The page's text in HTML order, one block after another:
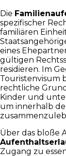
Die
spezifischer
familiären
eines
gültigen
residieren. Im
Touristenvisum
rechtliche
Kinder und
um innerhalb
Über das bloße
Zugang zu